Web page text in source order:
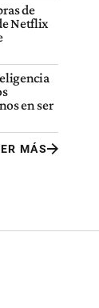
de
Netflix
en ser
MÁS